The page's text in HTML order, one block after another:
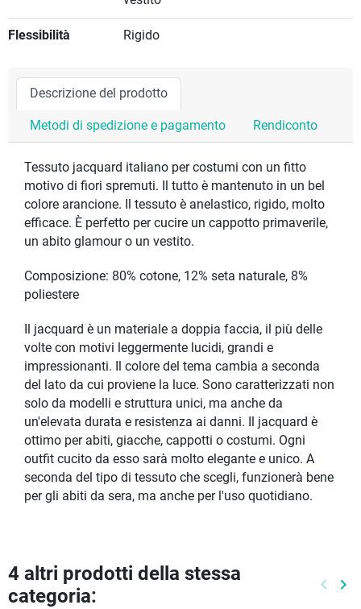
Flessibilità Rigido
Descrizione del prodotto
Metodi di spedizione e pagamento Rendiconto
Tessuto jacquard italiano per costumi con un fitto
motivo di fiori spremuti. Il tutto è mantenuto in un bel
colore arancione. Il tessuto è anelastico, rigido, molto
efficace. È perfetto per cucire un cappotto primaverile,
un abito glamour o un vestito.
Composizione: 80% cotone, 12% seta naturale, 8%
poliestere
Il jacquard è un materiale a doppia faccia, il più delle
volte con motivi leggermente lucidi, grandi e
impressionanti. Il colore del tema cambia a seconda
del lato da cui proviene la luce. Sono caratterizzati non
solo da modelli e struttura unici, ma anche da
un'elevata durata e resistenza ai danni. Il jacquard è
ottimo per abiti, giacche, cappotti o costumi. Ogni
outfit cucito da esso sarà molto elegante e unico. A
seconda del tipo di tessuto che scegli, funzionerà bene
per gli abiti da sera, ma anche per l'uso quotidiano.
4 altri prodotti della stessa
categoria:
keyboard_arrow_left keyboard_arrow_right